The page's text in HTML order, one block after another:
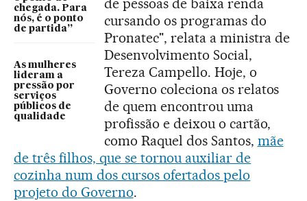
chegada. Para
nós, é o ponto
de partida”
As mulheres
lideram a
pressão por
serviços
públicos de
qualidade
cursando os programas do
Pronatec", relata a ministra de
Desenvolvimento Social,
Tereza Campello. Hoje, o
Governo coleciona os relatos
de quem encontrou uma
profissão e deixou o cartão,
como Raquel dos Santos, mãe
de três filhos, que se tornou auxiliar de
cozinha num dos cursos ofertados pelo
projeto do Governo.